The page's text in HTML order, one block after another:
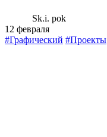
Sk.i. pok
12 февраля
#Графический #Проекты